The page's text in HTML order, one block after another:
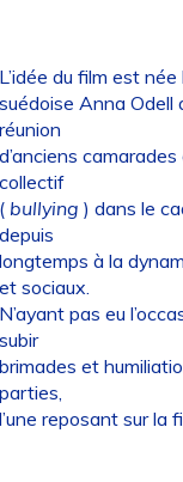
du film est
Anna Odell
bullying ) dans le
à la
sociaux.
pas eu
et
reposant sur la